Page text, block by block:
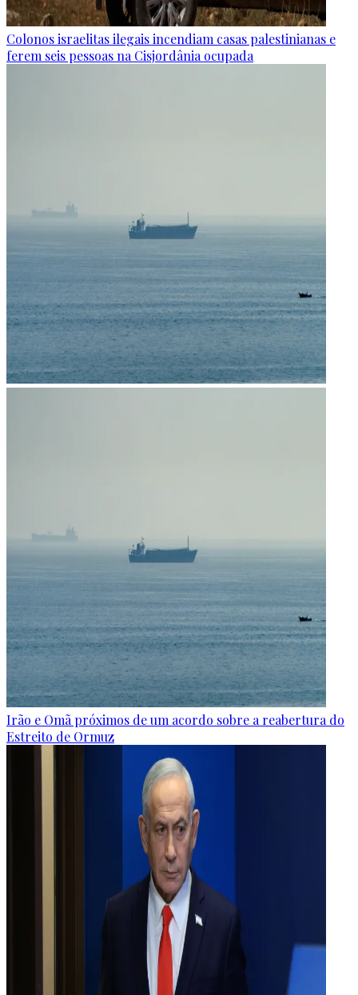
Colonos israelitas ilegais incendiam casas palestinianas e
ferem seis pessoas na Cisjordânia ocupada
Irão e Omã próximos de um acordo sobre a reabertura do
Estreito de Ormuz